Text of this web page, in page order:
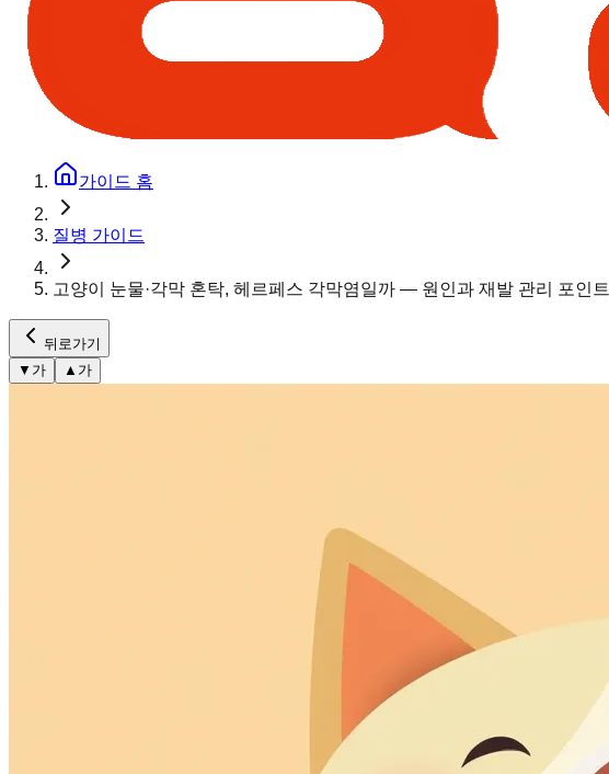
가이드 홈
질병 가이드
고양이 눈물·각막 혼탁, 헤르페스 각막염일까 — 원인과 재발 관리 포인트
뒤로가기
▼ 가 ▲ 가